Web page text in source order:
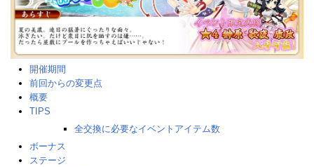
開催期間
前回からの変更点
概要
TIPS
全交換に必要なイベントアイテム数
ボーナス
ステージ